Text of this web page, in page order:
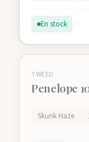
En stock
TWEED
Penelope
Skunk Haze